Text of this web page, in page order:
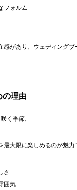
フォルム
感があり、ウェディング
の理由
く季節。
最大限に楽しめるのが魅力
さ
囲気